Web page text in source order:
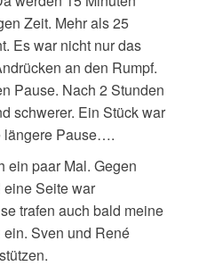
Zeit. Mehr als 25
Es war nicht nur das
an den Rumpf.
Pause. Nach 2 Stunden
schwerer. Ein Stück war
längere Pause….
ein paar Mal. Gegen
Seite war
trafen auch bald meine
ein. Sven und René